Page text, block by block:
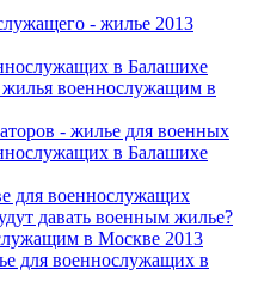
- жилье 2013
в Балашихе
жилья военнослужащим в
- жилье для военных
в Балашихе
для военнослужащих
давать военным жилье?
в Москве 2013
для военнослужащих в